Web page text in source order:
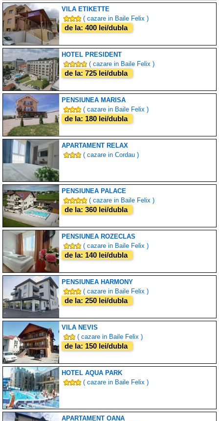
VILA ETIKETTE
( cazare in Baile Felix )
de la: 400 lei/dubla
HOTEL PRESIDENT
( cazare in Baile Felix )
de la: 725 lei/dubla
PENSIUNEA MARISA
( cazare in Baile Felix )
de la: 180 lei/dubla
APARTAMENT RELAX
( cazare in Cordau )
PENSIUNEA PALACE
( cazare in Baile Felix )
de la: 360 lei/dubla
PENSIUNEA ROZECLAS
( cazare in Baile Felix )
de la: 140 lei/dubla
PENSIUNEA HARMONY
( cazare in Baile Felix )
de la: 250 lei/dubla
VILA NEVIS
( cazare in Baile Felix )
de la: 150 lei/dubla
HOTEL AQUA PARK
( cazare in Baile Felix )
APARTAMENT OANA